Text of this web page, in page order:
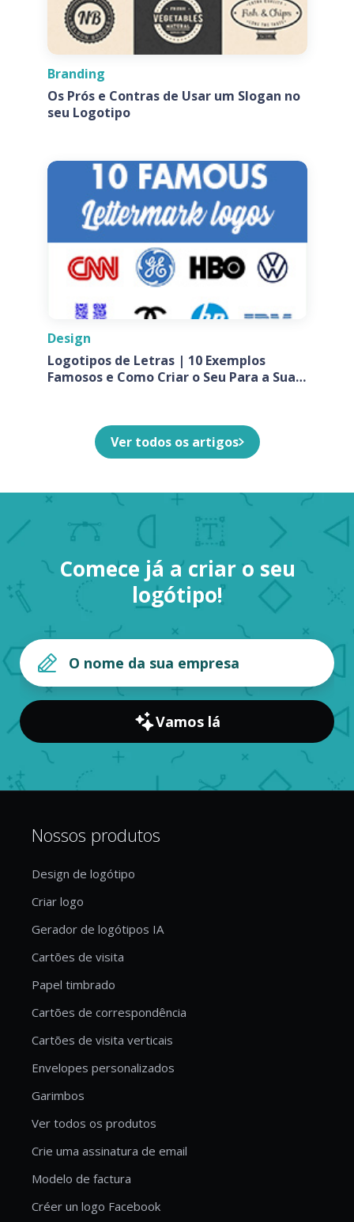
Branding
Os Prós e Contras de Usar um Slogan no
seu Logotipo
Design
Logotipos de Letras | 10 Exemplos
Famosos e Como Criar o Seu Para a Sua
Ver todos os artigos
Comece já a criar o seu
logótipo!
Vamos lá
Nossos produtos
Design de logótipo
Criar logo
Gerador de logótipos IA
Cartões de visita
Papel timbrado
Cartões de correspondência
Cartões de visita verticais
Envelopes personalizados
Garimbos
Ver todos os produtos
Crie uma assinatura de email
Modelo de factura
Créer un logo Facebook